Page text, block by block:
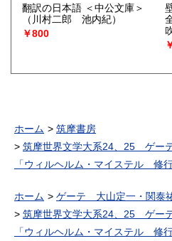
翻訳の日本語 ＜中公文庫＞
（川村二郎 池内紀）
￥800
ホーム
筑摩書房
筑摩世界文学大系24、25 ゲー
「ウィルヘルム・マイステル 修
ホーム
ゲーテ 大山定一・関泰
筑摩世界文学大系24、25 ゲー
「ウィルヘルム・マイステル 修